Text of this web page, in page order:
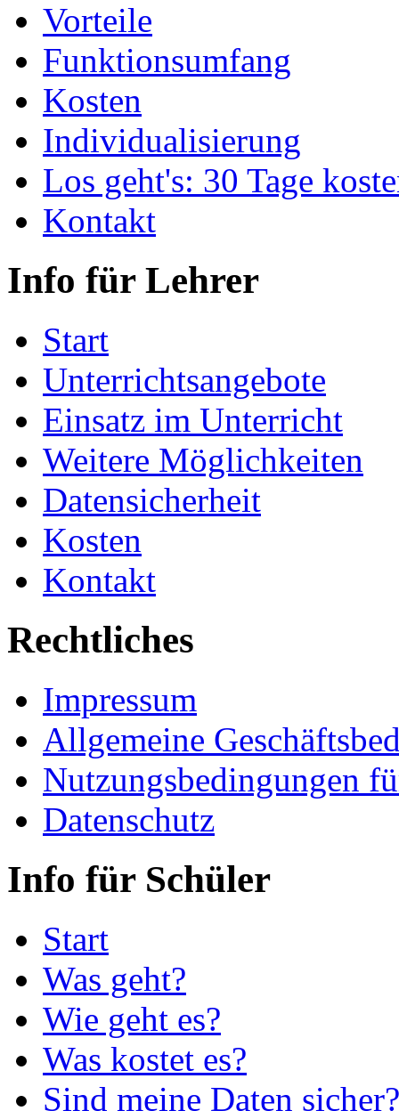
Vorteile
Funktionsumfang
Kosten
Individualisierung
Los geht's: 30 Tage
Kontakt
Info für Lehrer
Start
Unterrichtsangebote
Einsatz im Unterricht
Weitere Möglichkeiten
Datensicherheit
Kosten
Kontakt
Rechtliches
Impressum
Allgemeine
Nutzungsbedingungen
Datenschutz
Info für Schüler
Start
Was geht?
Wie geht es?
Was kostet es?
Sind meine Daten sicher?